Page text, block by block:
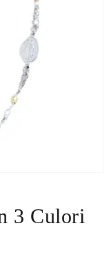
3 Culori